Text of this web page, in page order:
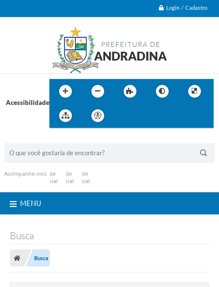
Login / Cadastro
Acessibilidade
Acompanhe-nos:
MENU
Busca
Busca